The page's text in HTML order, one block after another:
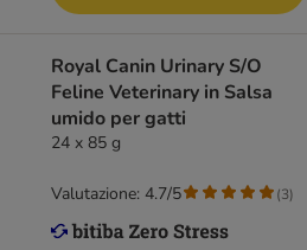
Royal Canin Urinary S/O
Feline Veterinary in Salsa
umido per gatti
24 x 85 g
Valutazione: 4.7/5 (3)